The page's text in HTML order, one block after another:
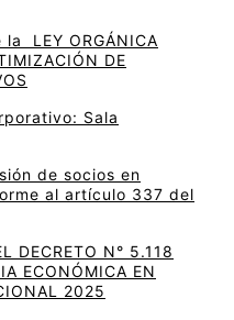
la LEY ORGÁNICA
DE
Sala
de socios en
al artículo 337 del
DECRETO N° 5.118
ECONÓMICA EN
2025